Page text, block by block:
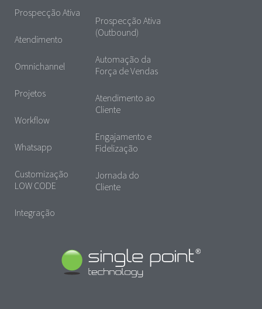
Prospecção Ativa
Atendimento
Omnichannel
Projetos
Workflow
Whatsapp
Customização
LOW CODE
Integração
Prospecção Ativa
(Outbound)
Automação da
Força de Vendas
Atendimento ao
Cliente
Engajamento e
Fidelização
Jornada do
Cliente